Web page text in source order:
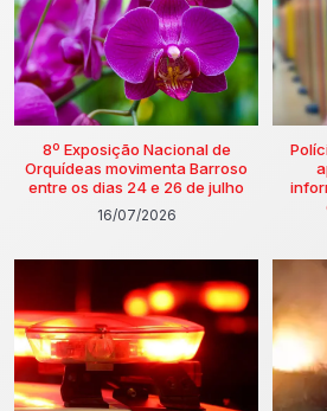
8º Exposição Nacional de
Orquídeas movimenta Barroso
entre os dias 24 e 26 de julho
16/07/2026